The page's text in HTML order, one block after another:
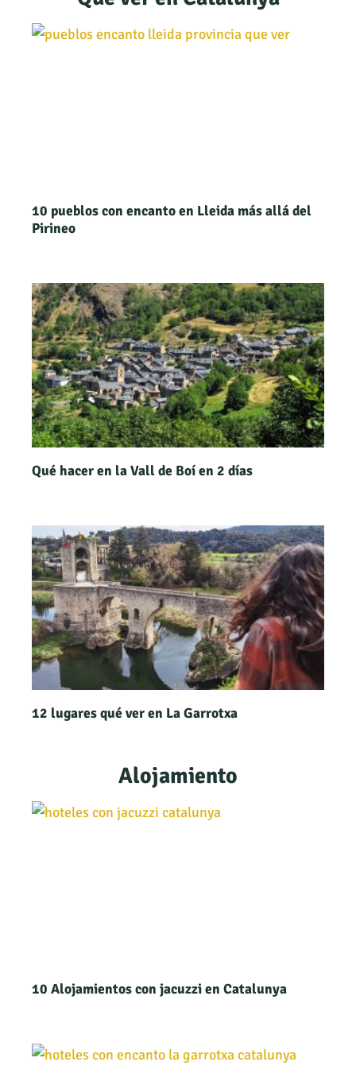
10 pueblos con encanto en Lleida más allá del
Pirineo
Qué hacer en la Vall de Boí en 2 días
12 lugares qué ver en La Garrotxa
Alojamiento
10 Alojamientos con jacuzzi en Catalunya